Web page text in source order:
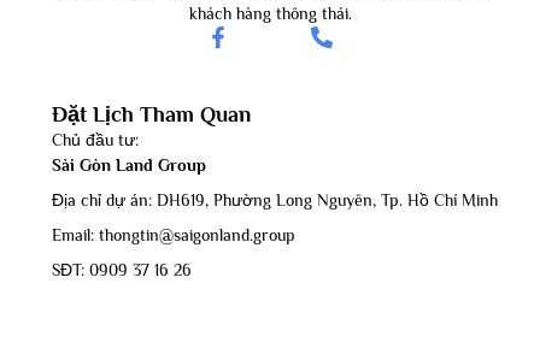
khách hàng thông thái.
Đặt Lịch Tham Quan
Chủ đầu tư:
Sài Gòn Land Group
Địa chỉ dự án: DH619, Phường Long Nguyên, Tp. Hồ Chí Minh
Email: thongtin@saigonland.group
SĐT: 0909 37 16 26